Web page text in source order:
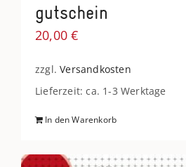
gutschein
20,00€
zzgl.Versandkosten
Lieferzeit: ca. 1-3 Werktage
In den Warenkorb